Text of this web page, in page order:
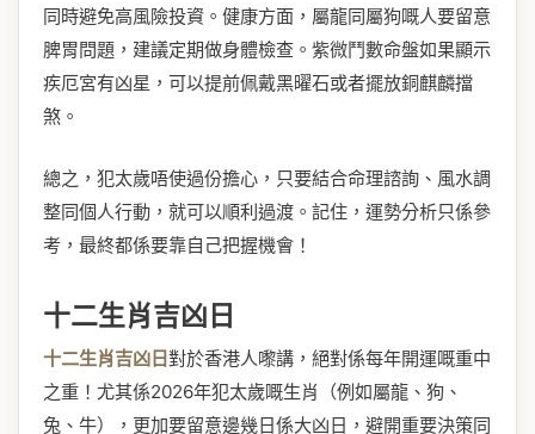
同時避免高風險投資。健康方面，屬龍同屬狗嘅人要留意
脾胃問題，建議定期做身體檢查。紫微鬥數命盤如果顯示
疾厄宮有凶星，可以提前佩戴黑曜石或者擺放銅麒麟擋
煞。
總之，犯太歲唔使過份擔心，只要結合命理諮詢、風水調
整同個人行動，就可以順利過渡。記住，運勢分析只係參
考，最終都係要靠自己把握機會！
十二生肖吉凶日
十二生肖吉凶日對於香港人嚟講，絕對係每年開運嘅重中
之重！尤其係2026年犯太歲嘅生肖（例如屬龍、狗、
兔、牛），更加要留意邊幾日係大凶日，避開重要決策同